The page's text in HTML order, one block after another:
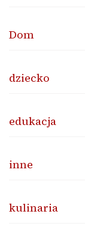
Dom
dziecko
edukacja
inne
kulinaria